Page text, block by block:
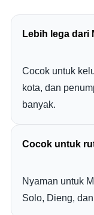
Lebih lega dari
Cocok untuk
kota, dan
banyak.
Cocok untuk
Nyaman untuk
Solo, Dieng,